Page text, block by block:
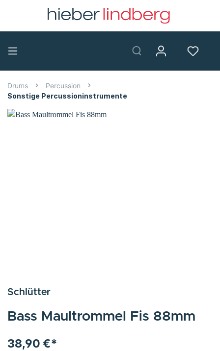
Drums
Percussion
Sonstige Percussioninstrumente
38,90 €*
Schlütter
Bass Maultrommel Fis 88mm